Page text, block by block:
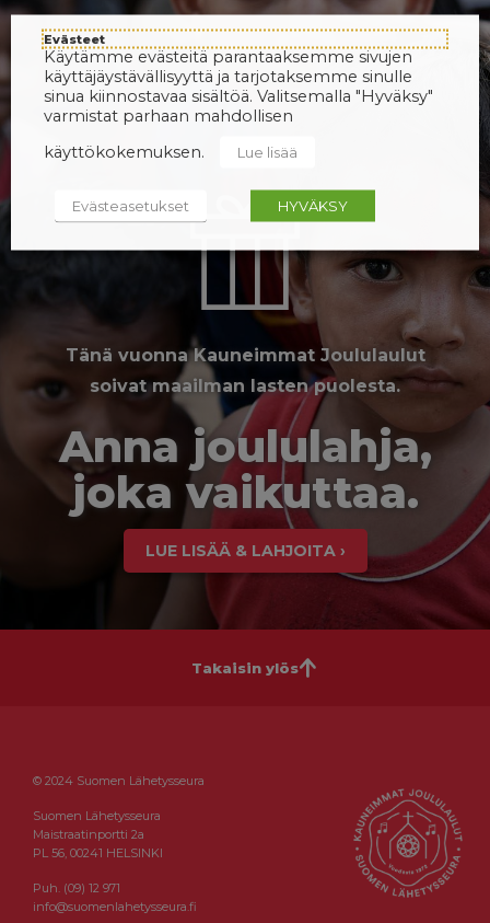
Tänä vuonna Kauneimmat Joululaulut
soivat maailman lasten puolesta.
Anna joululahja,
joka vaikuttaa.
LUE LISÄÄ & LAHJOITA ›
Takaisin ylös
© 2024 Suomen Lähetysseura
Suomen Lähetysseura
Maistraatinportti 2a
PL 56, 00241 HELSINKI
Puh. (09) 12 971
info@suomenlahetysseura.fi
Evästeet
Käytämme evästeitä parantaaksemme sivujen
käyttäjäystävällisyyttä ja tarjotaksemme sinulle
sinua kiinnostavaa sisältöä. Valitsemalla "Hyväksy"
varmistat parhaan mahdollisen
käyttökokemuksen.
Lue lisää
Evästeasetukset HYVÄKSY